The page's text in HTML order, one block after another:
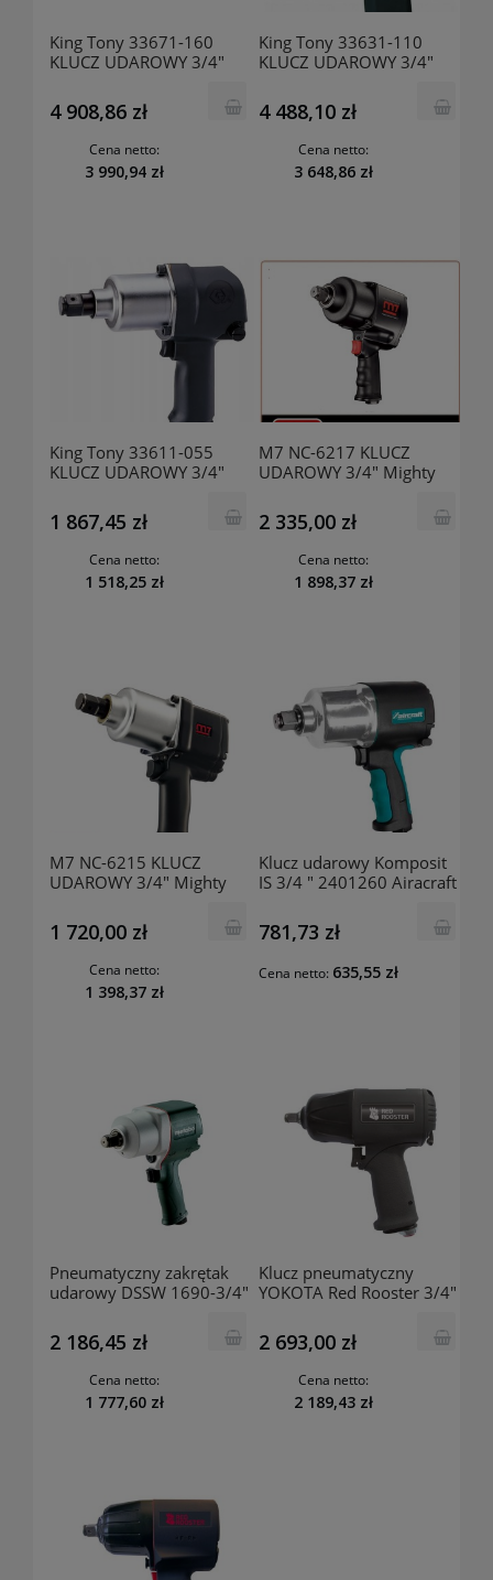
King Tony 33671-160
KLUCZ UDAROWY 3/4"
KOMPOZYTOWY KRÓTKI
TRZPIEŃ 2170Nm
4 908,86 zł
Cena netto:
3 990,94 zł
King Tony 33631-110
KLUCZ UDAROWY 3/4"
STANDARDOWY TRZPIEŃ
1491Nm
4 488,10 zł
Cena netto:
3 648,86 zł
King Tony 33611-055
KLUCZ UDAROWY 3/4"
STANDARDOWY TRZPIEŃ
949Nm
1 867,45 zł
Cena netto:
1 518,25 zł
M7 NC-6217 KLUCZ
UDAROWY 3/4" Mighty
2 335,00 zł
Cena netto:
1 898,37 zł
M7 NC-6215 KLUCZ
UDAROWY 3/4" Mighty
1 720,00 zł
Cena netto:
1 398,37 zł
Klucz udarowy Komposit
IS 3/4 " 2401260 Airacraft
781,73 zł
Cena netto: 635,55 zł
Pneumatyczny zakrętak
udarowy DSSW 1690-3/4"
2 186,45 zł
Cena netto:
1 777,60 zł
Klucz pneumatyczny
YOKOTA Red Rooster 3/4"
2 693,00 zł
Cena netto:
2 189,43 zł